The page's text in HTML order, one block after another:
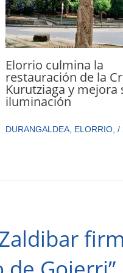
Elorrio culmina la
restauración de la
Kurutziaga y mejora
iluminación
DURANGALDEA, ELORRIO,/